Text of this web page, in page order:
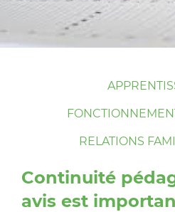
RELATIONS
Continuité
avis est